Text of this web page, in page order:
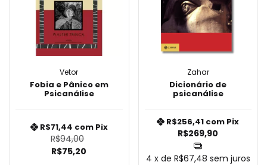
Vetor
Fobia e Pânico em
Psicanálise
R$94,00
R$75,20
R$71,44 com Pix
Zahar
Dicionário de
psicanálise
R$269,90
R$256,41 com Pix
4 x de R$67,48 sem juros